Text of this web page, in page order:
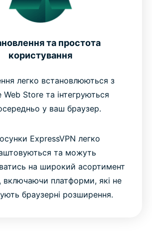
та простота
користування
легко встановлюються з
Web Store та інтегруються
у ваш браузер.
ExpressVPN легко
та можуть
на широкий асортимент
включаючи платформи, які не
браузерні розширення.